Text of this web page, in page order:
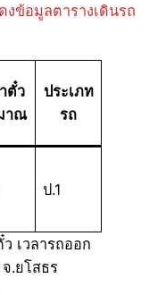
ข้อมูลตารางเดินรถ
ตั๋ว
าณ
ประเภท
รถ
ป.1
เวลารถออก
.ยโสธร